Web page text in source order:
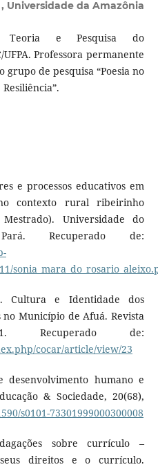
Universidade da Amazônia
Teoria e Pesquisa do
Professora permanente
grupo de pesquisa “Poesia no
e processos educativos em
contexto rural ribeirinho
Universidade do
Recuperado de:
Cultura e Identidade dos
Município de Afuá. Revista
Recuperado de:
cocar/article/view/23
desenvolvimento humano e
& Sociedade, 20(68),
s0101-73301999000300008
sobre currículo –
direitos e o currículo.